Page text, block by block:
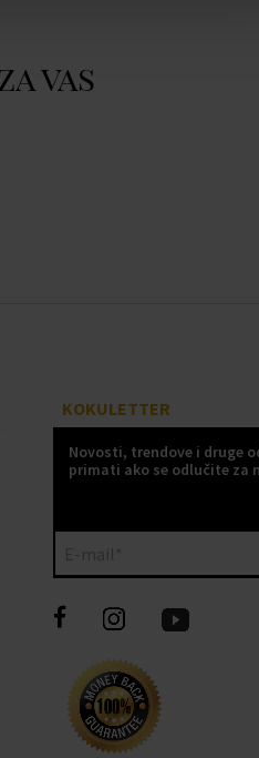
vas
KOKULETTER
Novosti, trendove i druge
primati ako se odlučite za